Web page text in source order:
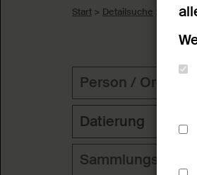
Start > Detailsuche
Person /
Datierung